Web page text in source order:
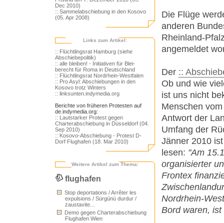
Dec 2010)
:: Sammelabschiebung in den Kosovo
(05. Apr 2008)
Links zum Artikel:
:: Flüchtlingsrat Hamburg (siehe
Abschiebepolitik)
:: alle bleiben! - Initiativen für Blei­
berecht für Roma in Deutschland
:: Flüchtlingsrat Nordrhein-Westfalen
:: Pro Asyl: Abschiebungen in den
Kosovo trotz Winters
:: linksunten.indymedia.org
Berichte von früheren Protesten auf
de.indymedia.org:
:: Lautstarker Protest gegen
Charterabschiebung in Düsseldorf (04.
Sep 2010)
:: Kosovo-Abschiebung - Protest D-
Dorf Flughafen (18. Mar 2010)
Weitere Artikel zum Thema:
flughafen
Stop deportations / Arrêter les
expulsions / Sürgünü durdur /
zaustavite...
Demo gegen Charterabschiebung
Flughafen Wien
Die Flüge
anderen
Rheinland-
angemeldet
Der ::
Ob und wie
ist uns nicht
Menschen
Antwort der
Umfang der
Jänner 2010
lesen: "Am
organisierter
Frontex
Nordrhein-
Bord waren,